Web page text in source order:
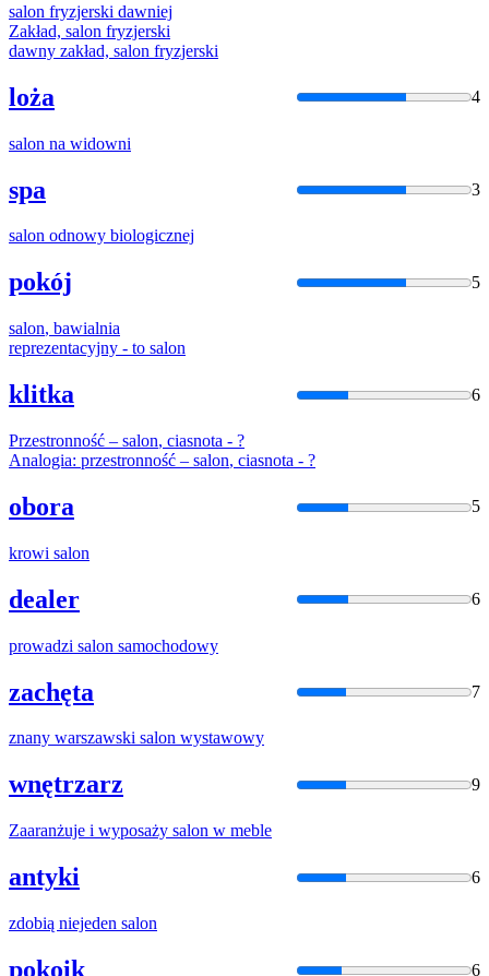
salon fryzjerski dawniej
Zakład, salon fryzjerski
dawny zakład, salon fryzjerski
loża 4
salon na widowni
spa 3
salon odnowy biologicznej
pokój 5
salon, bawialnia
reprezentacyjny - to salon
klitka 6
Przestronność – salon, ciasnota - ?
Analogia: przestronność – salon, ciasnota - ?
obora 5
krowi salon
dealer 6
prowadzi salon samochodowy
zachęta 7
znany warszawski salon wystawowy
wnętrzarz 9
Zaaranżuje i wyposaży salon w meble
antyki 6
zdobią niejeden salon
pokoik 6